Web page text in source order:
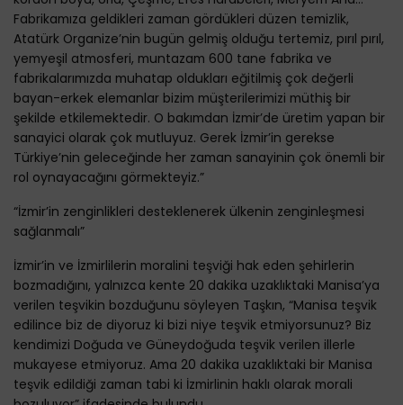
Fabrikamıza geldikleri zaman gördükleri düzen temizlik,
Atatürk Organize’nin bugün gelmiş olduğu tertemiz, pırıl pırıl,
yemyeşil atmosferi, muntazam 600 tane fabrika ve
fabrikalarımızda muhatap oldukları eğitilmiş çok değerli
bayan-erkek elemanlar bizim müşterilerimizi müthiş bir
şekilde etkilemektedir. O bakımdan İzmir’de üretim yapan bir
sanayici olarak çok mutluyuz. Gerek İzmir’in gerekse
Türkiye’nin geleceğinde her zaman sanayinin çok önemli bir
rol oynayacağını görmekteyiz.”
“İzmir’in zenginlikleri desteklenerek ülkenin zenginleşmesi
sağlanmalı”
İzmir’in ve İzmirlilerin moralini teşviği hak eden şehirlerin
bozmadığını, yalnızca kente 20 dakika uzaklıktaki Manisa’ya
verilen teşvikin bozduğunu söyleyen Taşkın, “Manisa teşvik
edilince biz de diyoruz ki bizi niye teşvik etmiyorsunuz? Biz
kendimizi Doğuda ve Güneydoğuda teşvik verilen illerle
mukayese etmiyoruz. Ama 20 dakika uzaklıktaki bir Manisa
teşvik edildiği zaman tabi ki İzmirlinin haklı olarak morali